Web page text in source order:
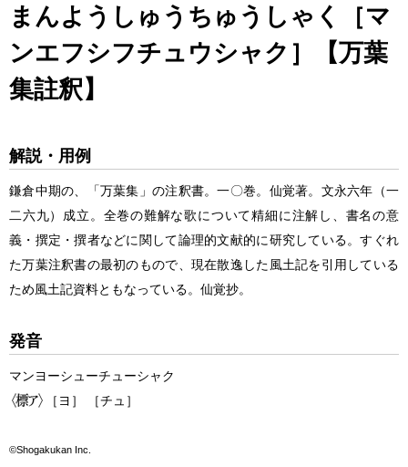
まんようしゅうちゅうしゃく［マ
ンエフシフチュウシャク］【万葉
集註釈】
解説・用例
鎌倉中期の、「万葉集」の注釈書。一〇巻。仙覚著。文永六年（一
二六九）成立。全巻の難解な歌について精細に注解し、書名の意
義・撰定・撰者などに関して論理的文献的に研究している。すぐれ
た万葉注釈書の最初のもので、現在散逸した風土記を引用している
ため風土記資料ともなっている。仙覚抄。
発音
マンヨーシューチューシャク
［ヨ］ ［チュ］
©Shogakukan Inc.